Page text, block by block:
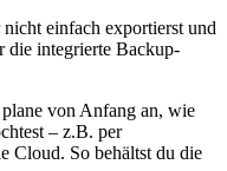
einfach exportierst und
die integrierte Backup-
von Anfang an, wie
– z.B. per
Cloud. So behältst du die